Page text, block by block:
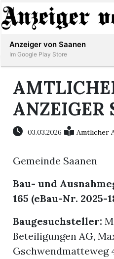
ANZEIGER
03.03.2026 Amtlicher
Gemeinde Saanen
Bau- und
165 (eBau-Nr. 2025-
Baugesuchsteller:
Beteiligungen AG,
Gschwendmatteweg
Anzeiger von Saanen
Im Google Play Store